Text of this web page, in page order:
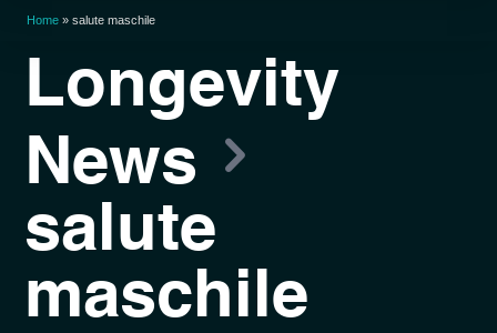
Home » salute maschile
Longevity
News
salute
maschile